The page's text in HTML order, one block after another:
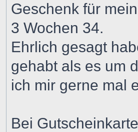
Geschenk für
3 Wochen 34.
Ehrlich gesagt
gehabt als es um
ich mir gerne mal
Bei